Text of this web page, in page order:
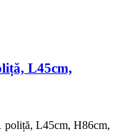
L45cm,
poliță, L45cm, H86cm,